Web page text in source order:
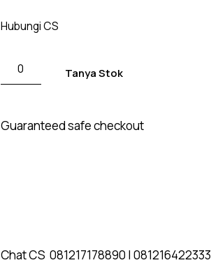
Hubungi CS
Tanya Stok
Guaranteed safe checkout
Chat CS 081217178890 | 081216422333